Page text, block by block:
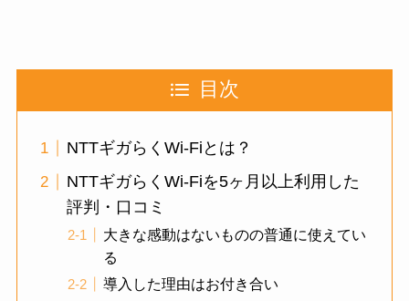
目次
NTTギガらくWi-Fiとは？
NTTギガらくWi-Fiを5ヶ月以上利用した
評判・口コミ
大きな感動はないものの普通に使えてい
る
導入した理由はお付き合い